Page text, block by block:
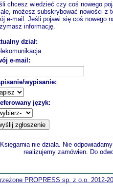
chcesz wiedzieć czy coś nowego
możesz subskrybować nowości z
e-mail. Jeśli pojawi się coś nowego
informację.
dział:
e-mail:
wypisanie:
język:
Księgarnia nie działa. Nie
realizujemy zamówien. Do
PROPRESS sp. z o.o. 2012-